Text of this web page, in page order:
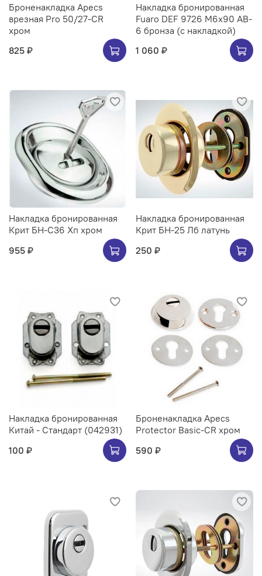
Броненакладка Apecs
врезная Pro 50/27-CR
хром
825 ₽
Накладка бронированная
Fuaro DEF 9726 M6x90 AB-
6 бронза (с накладкой)
1 060 ₽
Накладка бронированная
Крит БН-С36 Хп хром
955 ₽
Накладка бронированная
Крит БН-25 Лб латунь
250 ₽
Накладка бронированная
Китай - Стандарт (042931)
100 ₽
Броненакладка Apecs
Protector Basic-CR хром
590 ₽